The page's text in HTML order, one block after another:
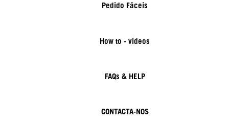
Pedido Fáceis
How to - vídeos
FAQs & HELP
CONTACTA-NOS